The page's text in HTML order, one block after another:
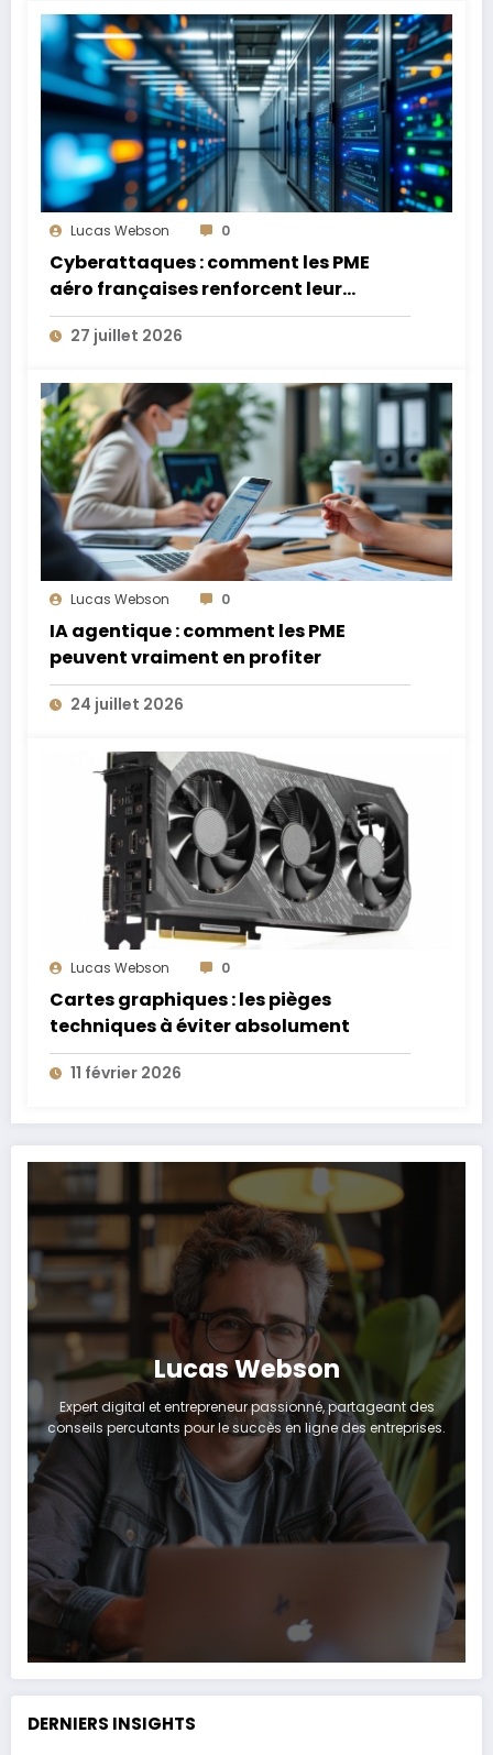
Lucas Webson 0
Cyberattaques : comment les PME
aéro françaises renforcent leur
défense
27 juillet 2026
Lucas Webson 0
IA agentique : comment les PME
peuvent vraiment en profiter
24 juillet 2026
Lucas Webson 0
Cartes graphiques : les pièges
techniques à éviter absolument
11 février 2026
Lucas Webson
Expert digital et entrepreneur passionné, partageant des
conseils percutants pour le succès en ligne des entreprises.
DERNIERS INSIGHTS